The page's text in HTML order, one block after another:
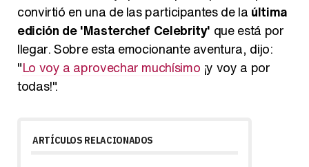
convirtió en una de las participantes de la última
edición de 'Masterchef Celebrity' que está por
llegar. Sobre esta emocionante aventura, dijo:
"Lo voy a aprovechar muchísimo ¡y voy a por
todas!".
ARTÍCULOS RELACIONADOS